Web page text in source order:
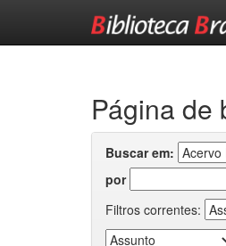
Página de
Buscar em:
por
Filtros correntes: